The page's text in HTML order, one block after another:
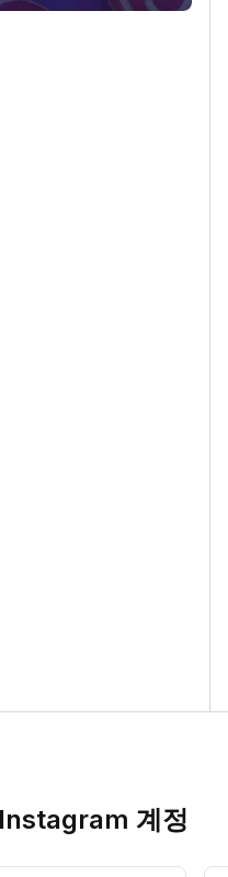
계정